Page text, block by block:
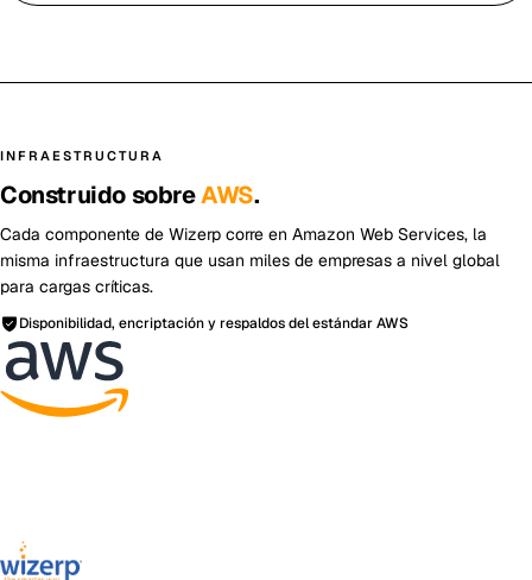
INFRAESTRUCTURA
Construido sobreAWS.
Cada componente de Wizerp corre en Amazon Web Services, la
misma infraestructura que usan miles de empresas a nivel global
para cargas críticas.
Disponibilidad, encriptación y respaldos del estándar AWS